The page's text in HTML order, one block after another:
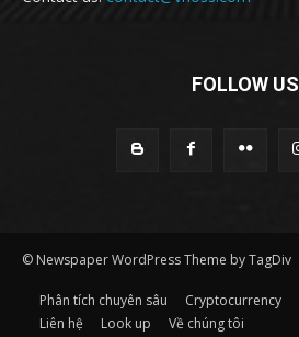
FOLLOW US
© Newspaper WordPress Theme by TagDiv
Phân tích chuyên sâu Cryptocurrency
Liên hệ
Look up Về chúng tôi